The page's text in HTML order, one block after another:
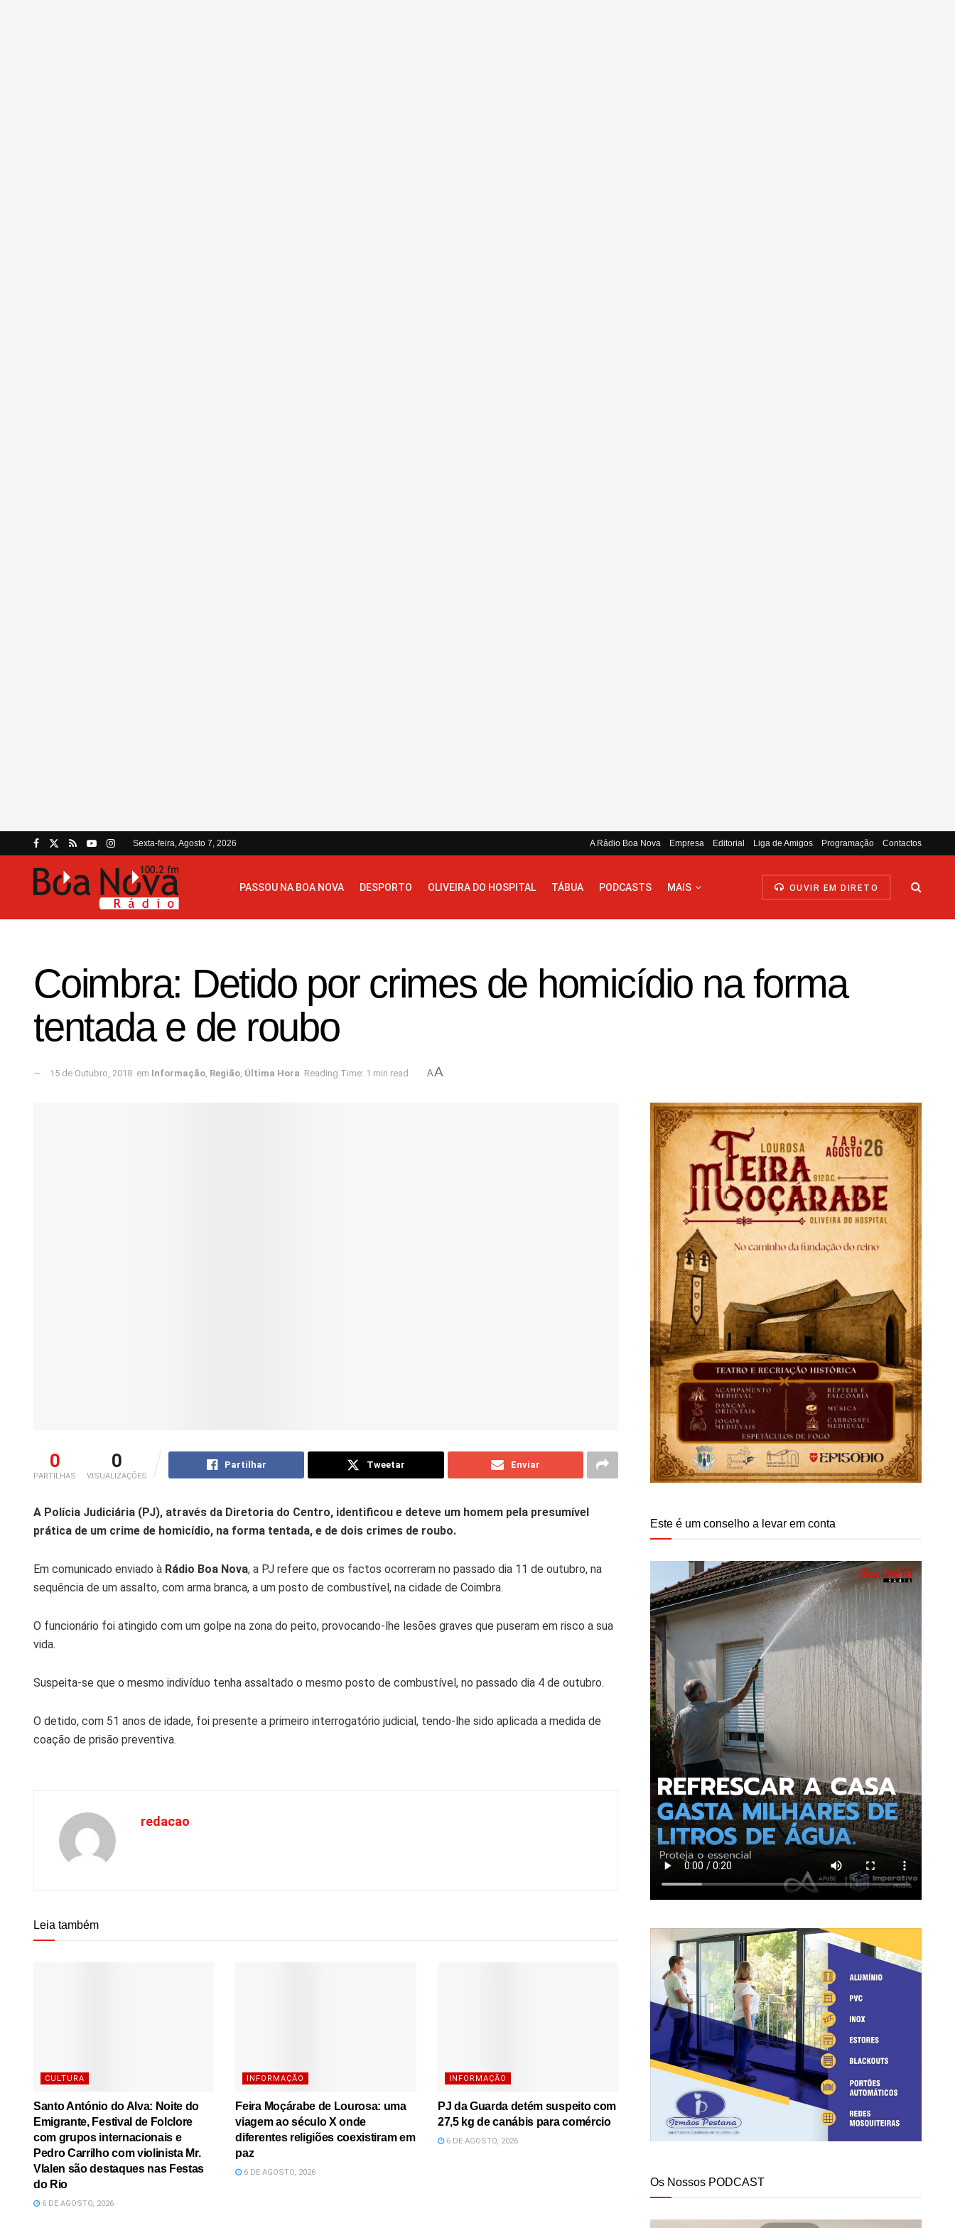
Sexta-feira, Agosto 7, 2026 A Rádio Boa Nova Empresa Editorial Liga de Amigos Programação Contactos
PASSOU NA BOA NOVA DESPORTO OLIVEIRA DO HOSPITAL TÁBUA PODCASTS MAIS OUVIR EM DIRETO
Coimbra: Detido por crimes de homicídio na forma
tentada e de roubo
15 de Outubro, 2018 em Informação, Região, Última Hora Reading Time: 1 min read AA
0
PARTILHAS
0
VISUALIZAÇÕES
Partilhar Tweetar Enviar
A Polícia Judiciária (PJ), através da Diretoria do Centro, identificou e deteve um homem pela presumível
prática de um crime de homicídio, na forma tentada, e de dois crimes de roubo.
Em comunicado enviado à Rádio Boa Nova, a PJ refere que os factos ocorreram no passado dia 11 de outubro, na
sequência de um assalto, com arma branca, a um posto de combustível, na cidade de Coimbra.
O funcionário foi atingido com um golpe na zona do peito, provocando-lhe lesões graves que puseram em risco a sua
vida.
Suspeita-se que o mesmo indivíduo tenha assaltado o mesmo posto de combustível, no passado dia 4 de outubro.
O detido, com 51 anos de idade, foi presente a primeiro interrogatório judicial, tendo-lhe sido aplicada a medida de
coação de prisão preventiva.
redacao
Leia também
CULTURA
Santo António do Alva: Noite do
Emigrante, Festival de Folclore
com grupos internacionais e
Pedro Carrilho com violinista Mr.
Vlalen são destaques nas Festas
do Rio
6 DE AGOSTO, 2026
INFORMAÇÃO
Feira Moçárabe de Lourosa: uma
viagem ao século X onde
diferentes religiões coexistiram em
paz
6 DE AGOSTO, 2026
INFORMAÇÃO
PJ da Guarda detém suspeito com
27,5 kg de canábis para comércio
6 DE AGOSTO, 2026
Este é um conselho a levar em conta
Os Nossos PODCAST